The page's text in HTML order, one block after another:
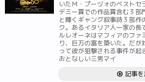
いたＭ・プーヅォのベストセ
デミー賞での作品賞含む３部
と輝くギャング叙事詩３部作
ク。あるイタリア人一家の長
ルレオーネはマフィアのファ
り、巨万の富を築いた。だが
って彼が狙撃される事件が起
おとなしい三男マイ
記事